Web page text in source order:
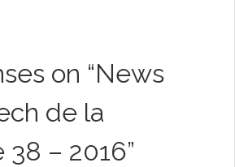
on “News
de la
38 – 2016”